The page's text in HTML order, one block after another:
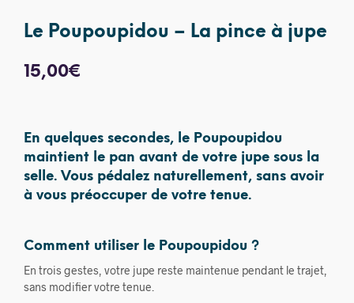
Le Poupoupidou – La pince à jupe
15,00€
En quelques secondes, le Poupoupidou
maintient le pan avant de votre jupe sous la
selle. Vous pédalez naturellement, sans avoir
à vous préoccuper de votre tenue.
Comment utiliser le Poupoupidou ?
En trois gestes, votre jupe reste maintenue pendant le trajet,
sans modifier votre tenue.